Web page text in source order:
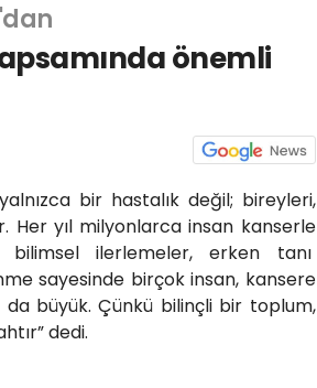
önemli
bir hastalık değil; bireyleri,
yıl milyonlarca insan kanserle
ilerlemeler, erken tanı
sayesinde birçok insan, kansere
da büyük. Çünkü bilinçli bir toplum,
dedi.